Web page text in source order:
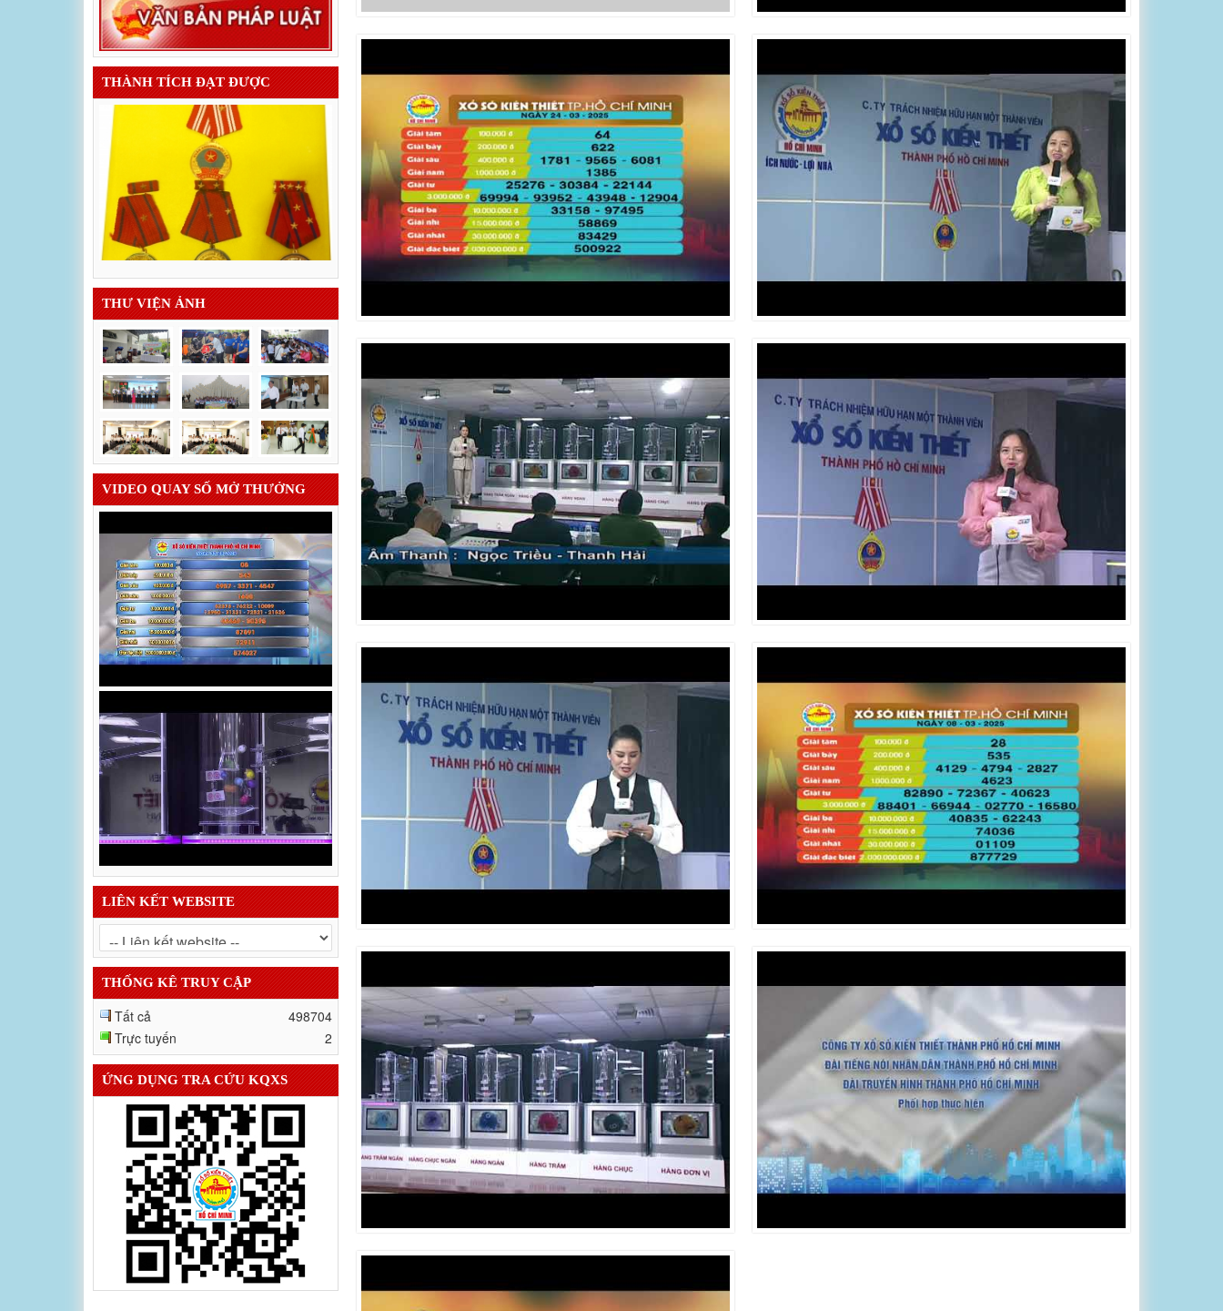
THÀNH TÍCH ĐẠT ĐƯỢC
THƯ VIỆN ẢNH
VIDEO QUAY SỐ MỞ THƯỞNG
LIÊN KẾT WEBSITE
THỐNG KÊ TRUY CẬP
Tất cả
498704
Trực tuyến
2
ỨNG DỤNG TRA CỨU KQXS